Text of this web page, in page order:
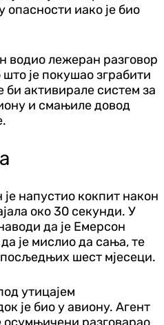
опасности иако је био
водио лежеран разговор
је покушао зграбити
би активирале систем за
и смањиле довод
напустио кокпит након
око 30 секунди. У
да је Емерсон
је мислио да сања, те
шест мјесеци.
утицајем
је био у авиону. Агент